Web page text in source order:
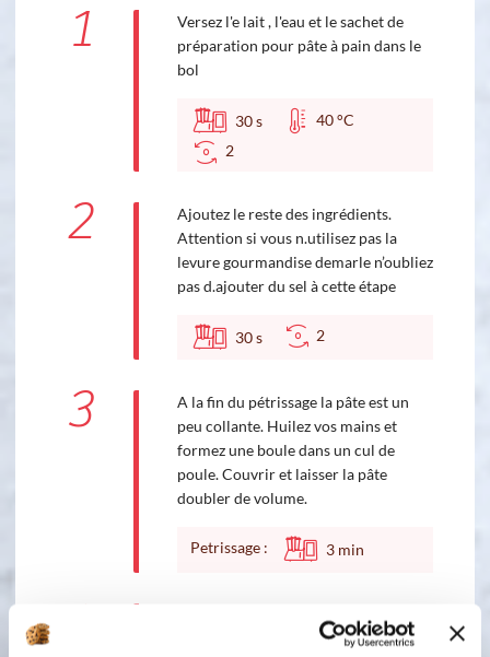
1
Versez l'e lait , l'eau et le sachet de
préparation pour pâte à pain dans le
bol
30s
40 °C
2
2
Ajoutez le reste des ingrédients.
Attention si vous n.utilisez pas la
levure gourmandise demarle n’oubliez
pas d.ajouter du sel à cette étape
30s 2
3
A la fin du pétrissage la pâte est un
peu collante. Huilez vos mains et
formez une boule dans un cul de
poule. Couvrir et laisser la pâte
doubler de volume.
Petrissage : 3 min
former vos pains selon la forme